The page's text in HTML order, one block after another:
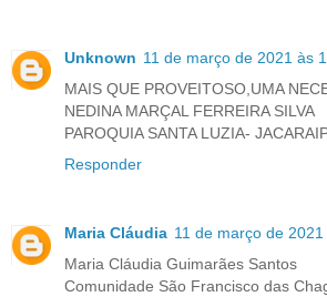
Unknown 11 de março de 2021 às
MAIS QUE PROVEITOSO,UMA
NEDINA MARÇAL FERREIRA SILVA
PAROQUIA SANTA LUZIA-
Responder
Maria Cláudia 11 de março de
Maria Cláudia Guimarães Santos
Comunidade São Francisco das